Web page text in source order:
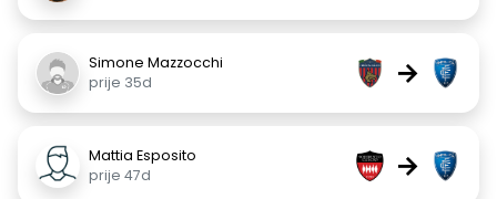
Simone Mazzocchi
prije 35d
→
Mattia Esposito
prije 47d
→